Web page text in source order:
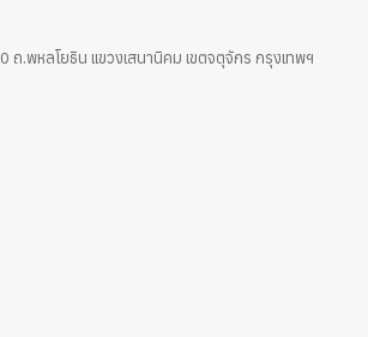
ถ.พหลโยธิน แขวงเสนานิคม เขตจตุจักร กรุงเทพฯ